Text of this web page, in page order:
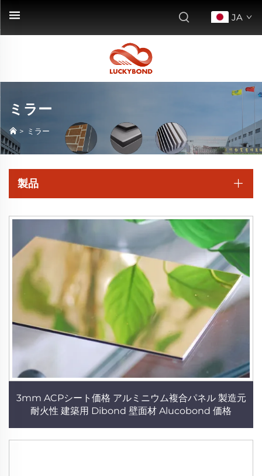
JA
ミラー
> ミラー
製品
3mm ACPシート価格 アルミニウム複合パネル 製造元
耐火性 建築用 Dibond 壁面材 Alucobond 価格